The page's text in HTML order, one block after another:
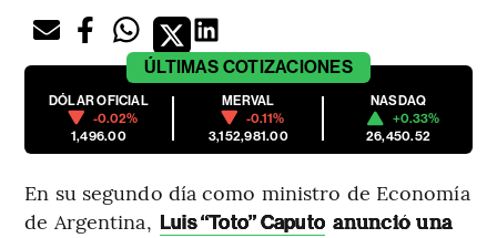
ÚLTIMAS COTIZACIONES
DÓLAR OFICIAL
-0.02%
1,496.00
MERVAL
-0.11%
3,152,981.00
NASDAQ
+0.33%
26,450.52
En su segundo día como ministro de Economía
de Argentina, Luis “Toto” Caputo anunció una